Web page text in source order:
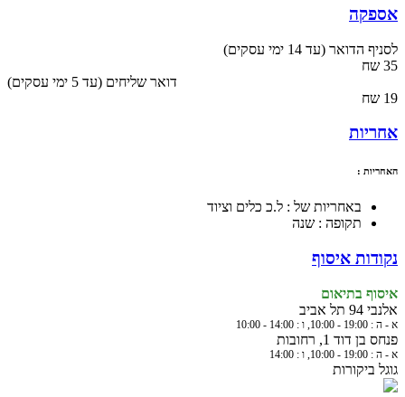
אספקה
לסניף הדואר (עד 14 ימי עסקים)
35 שח
(עד 5 ימי עסקים) דואר שליחים
19 שח
אחריות
האחריות :
באחריות של : ל.כ כלים וציוד
תקופה : שנה
נקודות איסוף
איסוף בתיאום
אלנבי 94 תל אביב
א - ה : 19:00 - 10:00, ו : 14:00 - 10:00
פנחס בן דוד 1, רחובות
א - ה : 19:00 - 10:00, ו : 14:00
גוגל ביקורות